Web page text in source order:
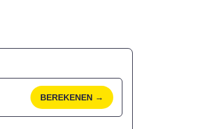
BEREKENEN →